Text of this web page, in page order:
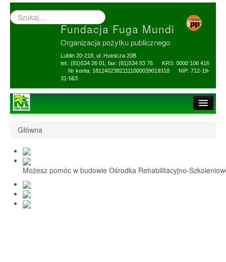
Wyszukiwarka
–
Fundacja Fuga Mundi
Organizacja pożytku publicznego
Lublin 20-218, ul. Hutnicza 20B
tel.: (81)534 26 01, fax: (81)534 83 76 KRS: 0000 106 416
Nr konta: 18124023821111000039019318 NIP: 712-19-
31-563
1,5% i darowizny
Nasi Beneficjenci
Ośrodek Reh-Szkol
Sprawozdania
Główna
Możesz pomóc w budowie Ośrodka Rehabilitacyjno-